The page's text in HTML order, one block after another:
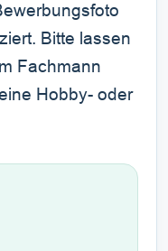
Bitte lassen
Fachmann
Hobby- oder